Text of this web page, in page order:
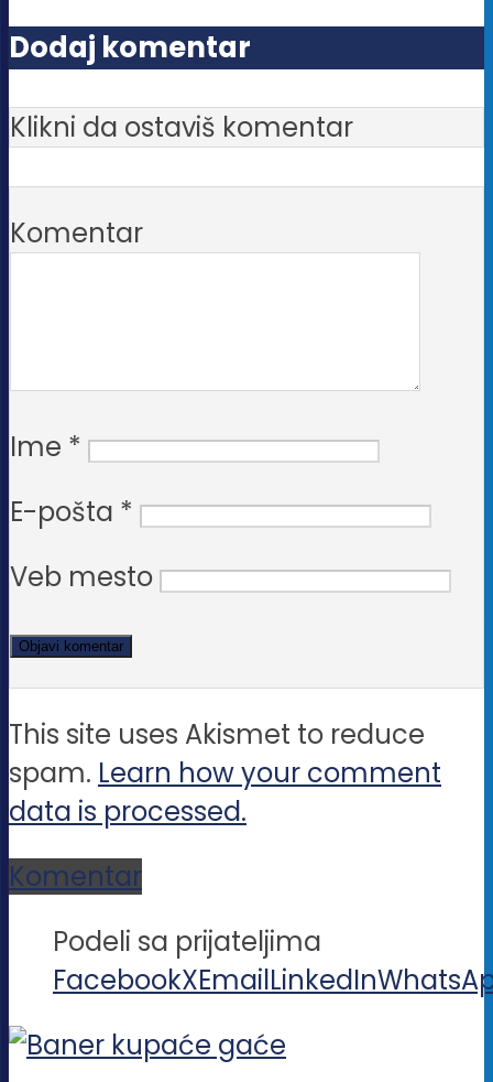
Dodaj komentar
Klikni da ostaviš komentar
Komentar
Ime *
E-pošta *
Veb mesto
This site uses Akismet to reduce
spam. Learn how your comment
data is processed.
Komentar
Podeli sa prijateljima
FacebookXEmailLinkedIn